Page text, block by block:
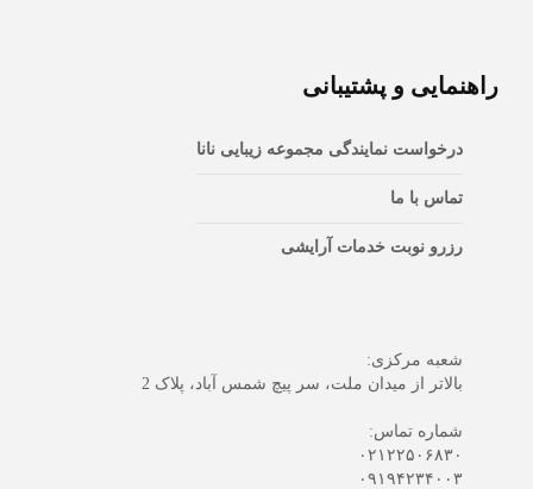
راهنمایی و پشتیبانی
درخواست نمایندگی مجموعه زیبایی نانا
تماس با ما
رزرو نوبت خدمات آرایشی
شعبه مرکزی:
بالاتر از میدان ملت، سر پیچ شمس آباد، پلاک 2
شماره تماس:
۰۲۱۲۲۵۰۶۸۳۰
۰۹۱۹۴۲۳۴۰۰۳